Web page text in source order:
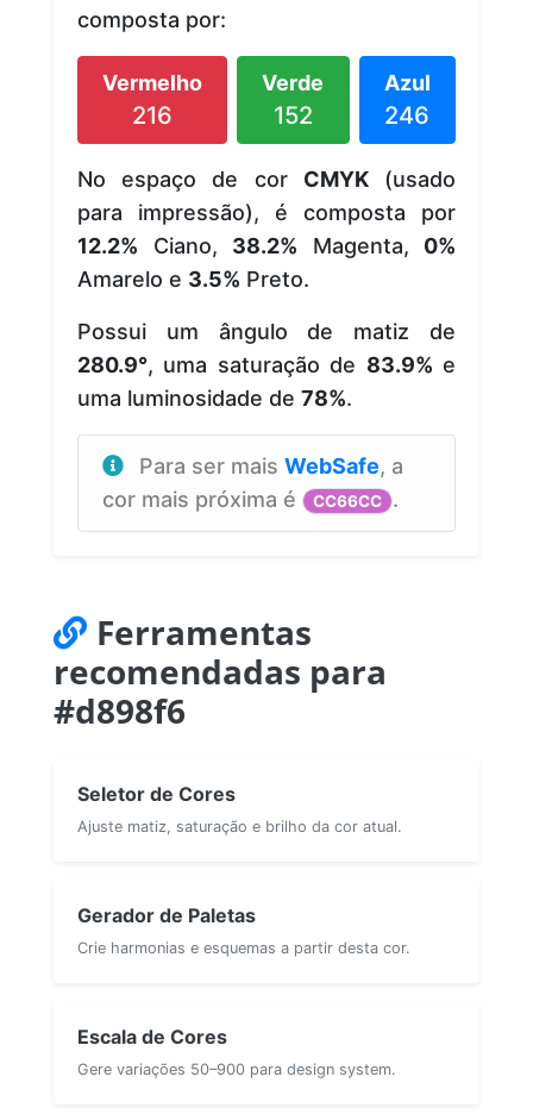
composta por:
Vermelho
216
Verde
152
Azul
246
No espaço de cor CMYK(usado
para impressão), é composta por
12.2% Ciano, 38.2% Magenta, 0%
Amarelo e 3.5% Preto.
Possui um ângulo de matiz de
280.9°, uma saturação de 83.9% e
uma luminosidade de 78%.
Para ser mais WebSafe, a
cor mais próxima é
CC66CC .
Ferramentas
recomendadas para
#d898f6
Seletor de Cores
Ajuste matiz, saturação e brilho da cor atual.
Gerador de Paletas
Crie harmonias e esquemas a partir desta cor.
Escala de Cores
Gere variações 50–900 para design system.